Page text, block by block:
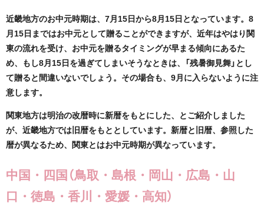
近畿地方のお中元時期は、7月15日から8月15日となっています。8
月15日まではお中元として贈ることができますが、近年はやはり関
東の流れを受け、お中元を贈るタイミングが早まる傾向にあるた
め、もし8月15日を過ぎてしまいそうなときは、「残暑御見舞」とし
て贈ると間違いないでしょう。その場合も、9月に入らないように注
意します。
関東地方は明治の改暦時に新暦をもとにした、とご紹介しました
が、近畿地方では旧暦をもととしています。新暦と旧暦、参照した
暦が異なるため、関東とはお中元時期が異なっています。
中国・四国（鳥取・島根・岡山・広島・山
口・徳島・香川・愛媛・高知）